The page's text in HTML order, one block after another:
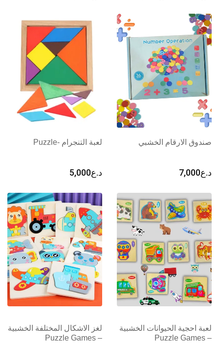
خلال
صندوق الارقام الخشبي
د.ع7,000
لعبة التنجرام -Puzzle
د.ع5,000
لعبة احجية الحيوانات الخشبية
– Puzzle Games
لغز الاشكال المختلفة الخشبية
– Puzzle Games